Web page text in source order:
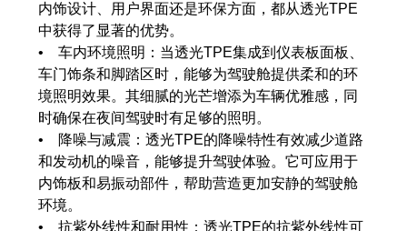
内饰设计、用户界面还是环保方面，都从透光TPE
中获得了显著的优势。
• 车内环境照明：当透光TPE集成到仪表板面板、
车门饰条和脚踏区时，能够为驾驶舱提供柔和的环
境照明效果。其细腻的光芒增添为车辆优雅感，同
时确保在夜间驾驶时有足够的照明。
• 降噪与减震：透光TPE的降噪特性有效减少道路
和发动机的噪音，能够提升驾驶体验。它可应用于
内饰板和易振动部件，帮助营造更加安静的驾驶舱
环境。
• 抗紫外线性和耐用性：透光TPE的抗紫外线性可